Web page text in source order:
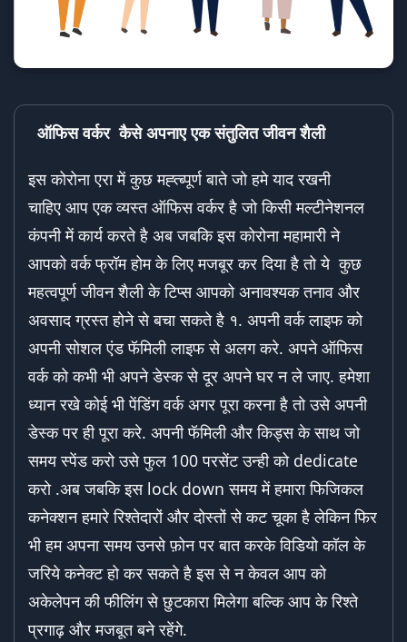
ऑफिस वर्कर कैसे अपनाए एक संतुलित जीवन शैली
इस कोरोना एरा में कुछ मह्त्ब्पूर्ण बाते जो हमे याद रखनी
चाहिए आप एक व्यस्त ऑफिस वर्कर है जो किसी मल्टीनेशनल
कंपनी में कार्य करते है अब जबकि इस कोरोना महामारी ने
आपको वर्क फ्रॉम होम के लिए मजबूर कर दिया है तो ये कुछ
महत्वपूर्ण जीवन शैली के टिप्स आपको अनावश्यक तनाव और
अवसाद ग्रस्त होने से बचा सकते है १. अपनी वर्क लाइफ को
अपनी सोशल एंड फॅमिली लाइफ से अलग करे. अपने ऑफिस
वर्क को कभी भी अपने डेस्क से दूर अपने घर न ले जाए. हमेशा
ध्यान रखे कोई भी पेंडिंग वर्क अगर पूरा करना है तो उसे अपनी
डेस्क पर ही पूरा करे. अपनी फॅमिली और किड्स के साथ जो
समय स्पेंड करो उसे फुल 100 परसेंट उन्ही को dedicate
करो .अब जबकि इस lock down समय में हमारा फिजिकल
कनेक्शन हमारे रिश्तेदारों और दोस्तों से कट चूका है लेकिन फिर
भी हम अपना समय उनसे फ़ोन पर बात करके विडियो कॉल के
जरिये कनेक्ट हो कर सकते है इस से न केवल आप को
अकेलेपन की फीलिंग से छुटकारा मिलेगा बल्कि आप के रिश्ते
प्रगाढ़ और मजबूत बने रहेंगे.